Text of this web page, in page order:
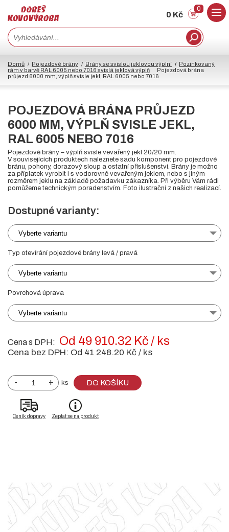
0 Kč
0
Domů Pojezdové brány Brány se svislou jeklovou výplní
Pozinkovaný
rám v barvě RAL 6005 nebo 7016 svislá jeklová výplň
Pojezdová brána
průjezd 6000 mm, výplň svisle jekl, RAL 6005 nebo 7016
POJEZDOVÁ BRÁNA PRŮJEZD
6000 MM, VÝPLŇ SVISLE JEKL,
RAL 6005 NEBO 7016
Pojezdové brány – výplň svisle vevařený jekl 20/20 mm.
V souvisejících produktech naleznete sadu komponent pro pojezdové
bránu, pohony, dorazový sloup a ostatní příslušenství. Brány je možno
za příplatek vyrobit i s vodorovně vevařeným jeklem, nebo s jiným
rozměrem jeklu na základě požadavku zákazníka. Při výběru Vám rádi
pomůžeme technickým poradenstvím. Foto ilustrační z našich realizací.
Dostupné varianty:
Vyberte variantu
Typ otevírání pojezdové brány levá / pravá
Vyberte variantu
Povrchová úprava
Vyberte variantu
Cena s DPH: Od 49 910.32 Kč / ks
Cena bez DPH: Od 41 248.20 Kč / ks
- + ks DO KOŠÍKU
Ceník dopravy Zeptat se na produkt